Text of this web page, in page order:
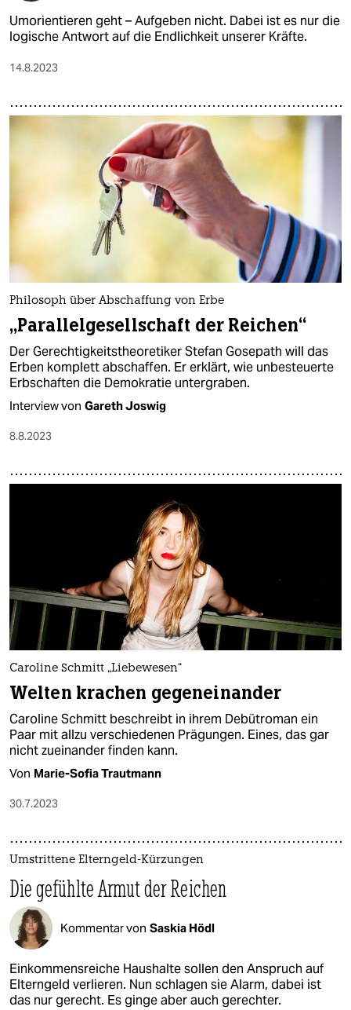
Umorientieren geht – Aufgeben nicht. Dabei ist es nur die
logische Antwort auf die Endlichkeit unserer Kräfte.
14.8.2023
Philosoph über Abschaffung von Erbe
„Parallelgesellschaft der Reichen“
Der Gerechtigkeitstheoretiker Stefan Gosepath will das
Erben komplett abschaffen. Er erklärt, wie unbesteuerte
Erbschaften die Demokratie untergraben.
Interview von Gareth Joswig
8.8.2023
Caroline Schmitt „Liebewesen“
Welten krachen gegeneinander
Caroline Schmitt beschreibt in ihrem Debütroman ein
Paar mit allzu verschiedenen Prägungen. Eines, das gar
nicht zueinander finden kann.
Von Marie-Sofia Trautmann
30.7.2023
Umstrittene Elterngeld-Kürzungen
Die gefühlte Armut der Reichen
Kommentar von Saskia Hödl
Einkommensreiche Haushalte sollen den Anspruch auf
Elterngeld verlieren. Nun schlagen sie Alarm, dabei ist
das nur gerecht. Es ginge aber auch gerechter.